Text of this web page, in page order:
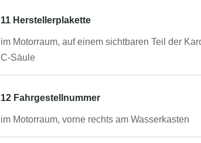
11 Herstellerplakette
im Motorraum, auf einem sichtbaren Teil der
C-Säule
12 Fahrgestellnummer
im Motorraum, vorne rechts am Wasserkasten